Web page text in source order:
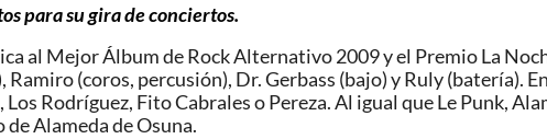
para su gira de conciertos.
al Mejor Álbum de Rock Alternativo 2009 y el Premio La
(coros, percusión), Dr. Gerbass (bajo) y Ruly (batería).
Rodríguez, Fito Cabrales o Pereza. Al igual que Le Punk,
Alameda de Osuna.